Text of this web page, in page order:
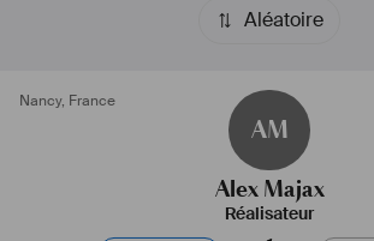
Aléatoire
Nancy, France
AM
Alex Majax
Réalisateur